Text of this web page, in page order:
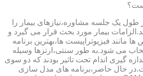
طول یک جلسه مشاوره،نیازهای بیمار را
بیمار مورد بحث قرار می گیرد و
مانند فیزیوتراپیست ها،بهترین برنامه
می شود.به طور سنتی،ارتزها وسیله
گیری اندام تحت تاثیر بودند که دو سوی
حال حاضر،برنامه های مدل سازی